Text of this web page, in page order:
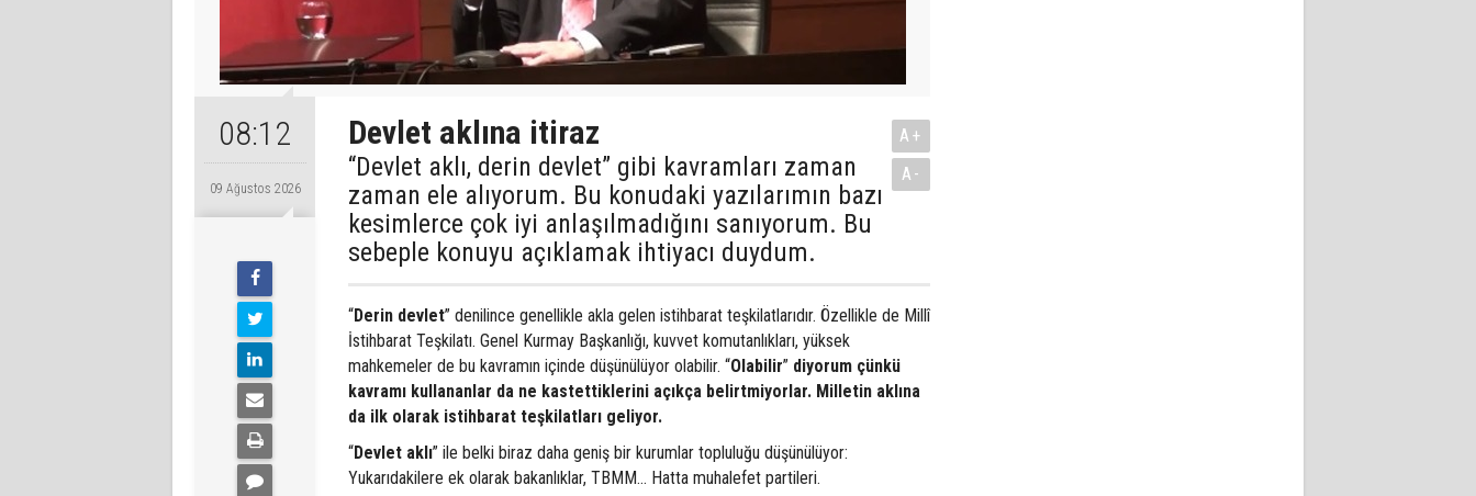
08:12
09 Ağustos 2026
Devlet aklına itiraz
“Devlet aklı, derin devlet” gibi kavramları zaman
zaman ele alıyorum. Bu konudaki yazılarımın bazı
kesimlerce çok iyi anlaşılmadığını sanıyorum. Bu
sebeple konuyu açıklamak ihtiyacı duydum.
A+
A-
“Derin devlet” denilince genellikle akla gelen istihbarat teşkilatlarıdır. Özellikle de Millî
İstihbarat Teşkilatı. Genel Kurmay Başkanlığı, kuvvet komutanlıkları, yüksek
mahkemeler de bu kavramın içinde düşünülüyor olabilir. “Olabilir” diyorum çünkü
kavramı kullananlar da ne kastettiklerini açıkça belirtmiyorlar. Milletin aklına
da ilk olarak istihbarat teşkilatları geliyor.
“Devlet aklı” ile belki biraz daha geniş bir kurumlar topluluğu düşünülüyor:
Yukarıdakilere ek olarak bakanlıklar, TBMM… Hatta muhalefet partileri.